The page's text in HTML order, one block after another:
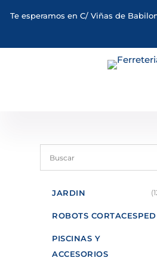
Te esperamos en C/ Viñas de
JARDIN
ROBOTS CORTACESPED
PISCINAS Y
ACCESORIOS